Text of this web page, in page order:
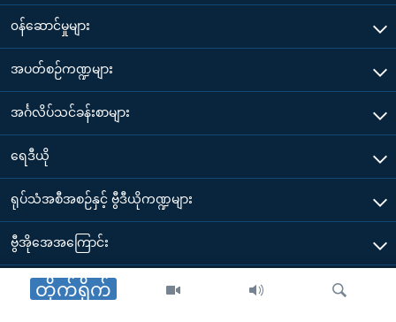
တိုက်ရိုက်
၀န်ဆောင်မှုများ
အပတ်စဉ်ကဏ္ဍများ
အင်္ဂလိပ်သင်ခန်းစာများ
ရေဒီယို
ရုပ်သံအစီအစဉ်နှင့် ဗွီဒီယိုကဏ္ဍများ
ဗွီအိုအေအကြောင်း
ဗွီအိုအေ မိုဘိုင်းလ်အက်ပ်များ ဒေါင်းလုတ်ယူရန်